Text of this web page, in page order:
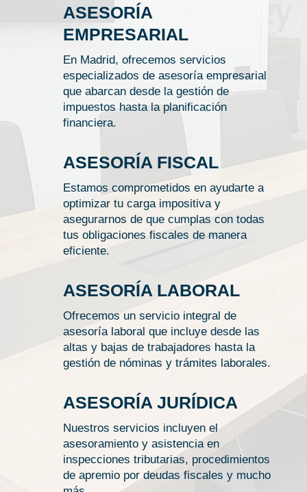
ASESORÍA
EMPRESARIAL
En Madrid, ofrecemos servicios
especializados de asesoría empresarial
que abarcan desde la gestión de
impuestos hasta la planificación
financiera.
ASESORÍA FISCAL
Estamos comprometidos en ayudarte a
optimizar tu carga impositiva y
asegurarnos de que cumplas con todas
tus obligaciones fiscales de manera
eficiente.
ASESORÍA LABORAL
Ofrecemos un servicio integral de
asesoría laboral que incluye desde las
altas y bajas de trabajadores hasta la
gestión de nóminas y trámites laborales.
ASESORÍA JURÍDICA
Nuestros servicios incluyen el
asesoramiento y asistencia en
inspecciones tributarias, procedimientos
de apremio por deudas fiscales y mucho